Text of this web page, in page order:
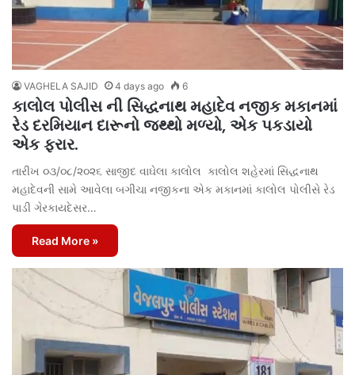
VAGHELA SAJID 4 days ago 6
કાલોલ પોલીસ ની સિદ્ધનાથ મહાદેવ નજીક મકાનમાં
રેડ દરમિયાન દારૂનો જથ્થો મળ્યો, એક પકડાયો
એક ફરાર.
તારીખ ૦૩/૦૮/૨૦૨૬ સાજીદ વાઘેલા કાલોલ કાલોલ શહેરમાં સિદ્ધનાથ
મહાદેવની સામે આવેલા બગીચા નજીકના એક મકાનમાં કાલોલ પોલીસે રેડ
પાડી ગેરકાયદેસર…
Read More »